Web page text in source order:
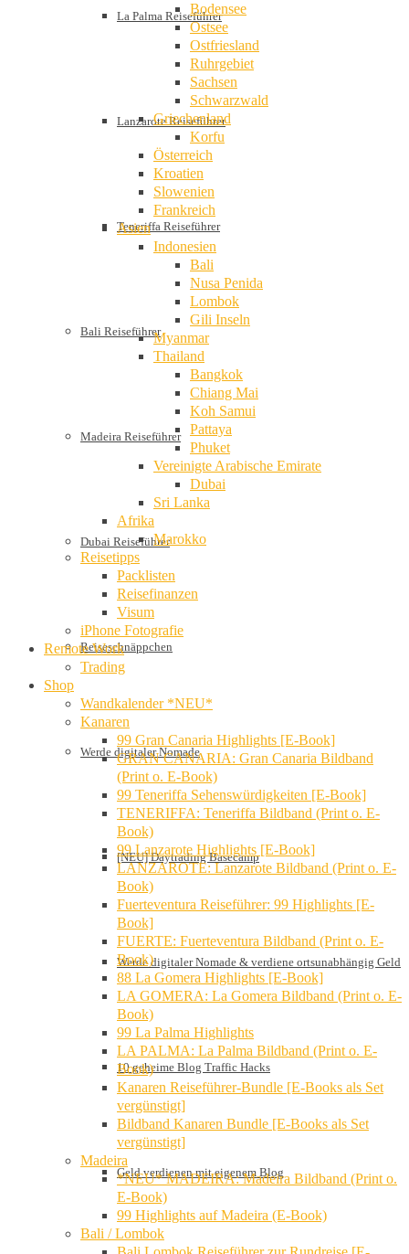
La Palma Reiseführer
Lanzarote Reiseführer
Teneriffa Reiseführer
Bali Reiseführer
Madeira Reiseführer
Dubai Reiseführer
Reiseschnäppchen
Werde digitaler Nomade
[NEU] Daytrading Basecamp
Werde digitaler Nomade & verdiene ortsunabhängig Geld
10 geheime Blog Traffic Hacks
Geld verdienen mit eigenem Blog
Bodensee
Ostsee
Ostfriesland
Ruhrgebiet
Sachsen
Schwarzwald
Griechenland
Korfu
Österreich
Kroatien
Slowenien
Frankreich
Asien
Indonesien
Bali
Nusa Penida
Lombok
Gili Inseln
Myanmar
Thailand
Bangkok
Chiang Mai
Koh Samui
Pattaya
Phuket
Vereinigte Arabische Emirate
Dubai
Sri Lanka
Afrika
Marokko
Reisetipps
Packlisten
Reisefinanzen
Visum
iPhone Fotografie
Remote Work
Trading
Shop
Wandkalender *NEU*
Kanaren
99 Gran Canaria Highlights [E-Book]
GRAN CANARIA: Gran Canaria Bildband
(Print o. E-Book)
99 Teneriffa Sehenswürdigkeiten [E-Book]
TENERIFFA: Teneriffa Bildband (Print o. E-
Book)
99 Lanzarote Highlights [E-Book]
LANZAROTE: Lanzarote Bildband (Print o. E-
Book)
Fuerteventura Reiseführer: 99 Highlights [E-
Book]
FUERTE: Fuerteventura Bildband (Print o. E-
Book)
88 La Gomera Highlights [E-Book]
LA GOMERA: La Gomera Bildband (Print o. E-
Book)
99 La Palma Highlights
LA PALMA: La Palma Bildband (Print o. E-
Book)
Kanaren Reiseführer-Bundle [E-Books als Set
vergünstigt]
Bildband Kanaren Bundle [E-Books als Set
vergünstigt]
Madeira
*NEU* MADEIRA: Madeira Bildband (Print o.
E-Book)
99 Highlights auf Madeira (E-Book)
Bali / Lombok